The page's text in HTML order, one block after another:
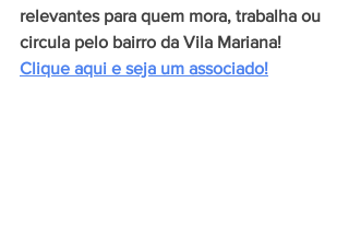
relevantes para quem mora, trabalha ou
circula pelo bairro da Vila Mariana!
Clique aqui e seja um associado!